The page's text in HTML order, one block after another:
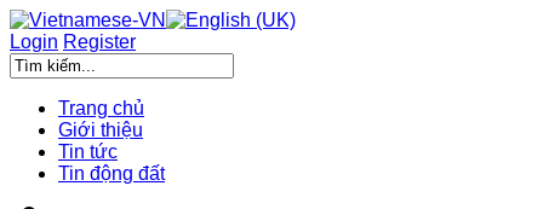
Login Register
Trang chủ
Giới thiệu
Tin tức
Tin động đất